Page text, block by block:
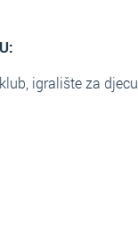
igralište za djecu